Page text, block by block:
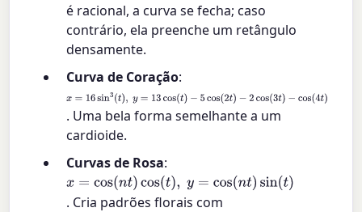
é racional, a curva se fecha; caso
contrário, ela preenche um retângulo
densamente.
Curva de Coração:
x =16sin3(t), y=13cos(t)−5 cos(2t)−2 cos(3t)−cos(4t)
. Uma bela forma semelhante a um
cardioide.
Curvas de Rosa:
x=cos(nt)cos( t),y=cos nt sin(t)
. Cria padrões florais com